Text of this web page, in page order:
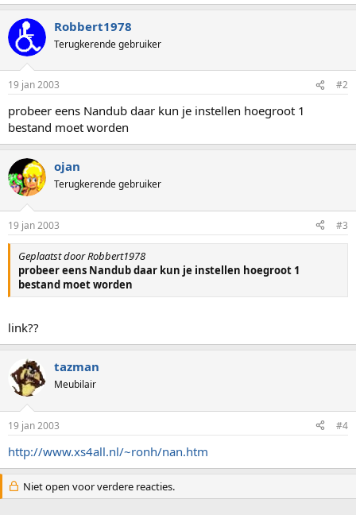
Robbert1978
Terugkerende gebruiker
19 jan 2003 #2
probeer eens Nandub daar kun je instellen hoegroot 1
bestand moet worden
ojan
Terugkerende gebruiker
19 jan 2003 #3
Geplaatst door Robbert1978
probeer eens Nandub daar kun je instellen hoegroot 1
bestand moet worden
link??
tazman
Meubilair
19 jan 2003 #4
http://www.xs4all.nl/~ronh/nan.htm
Niet open voor verdere reacties.